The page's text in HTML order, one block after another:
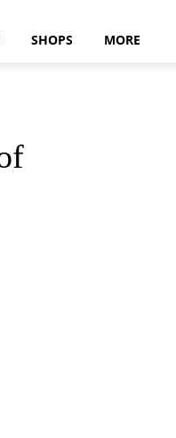
SHOPS MORE